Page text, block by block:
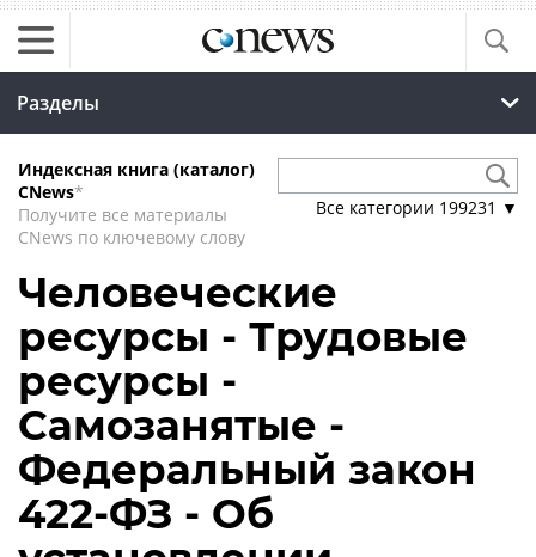
Разделы
Индексная книга (каталог)
CNews*
Получите все материалы
CNews по ключевому слову
Все категории 199231 ▼
Человеческие
ресурсы - Трудовые
ресурсы -
Самозанятые -
Федеральный закон
422-ФЗ - Об